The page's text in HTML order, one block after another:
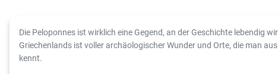
Die Peloponnes ist wirklich eine Gegend, an der Geschichte lebendig
Griechenlands ist voller archäologischer Wunder und Orte, die man
kennt.